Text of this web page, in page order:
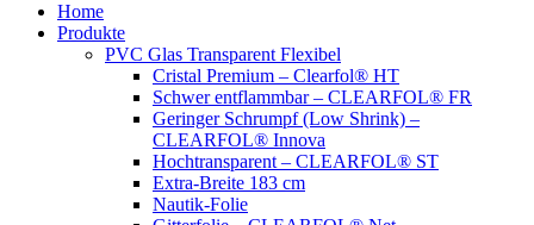
Home
Produkte
PVC Glas Transparent Flexibel
Cristal Premium – Clearfol® HT
Schwer entflammbar – CLEARFOL® FR
Geringer Schrumpf (Low Shrink) –
CLEARFOL® Innova
Hochtransparent – CLEARFOL® ST
Extra-Breite 183 cm
Nautik-Folie